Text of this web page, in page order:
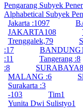
Pengarang Subyek
Alphabetical Subyek
Jakarta :1097
JAKARTA108
Trenggalek,79
:17 BANDUNG
:11 Tangerang :8
:8 SURABAYA8
MALANG :6
Surakarta :3
-103 Tim1
Yunita Dwi Sulistyo1